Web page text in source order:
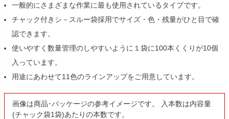
一般的にさまざまな作業に最も使用されているタイプです。
チャック付きシ－スルー袋採用でサイズ・色・残量がひと目で確
認できます。
使いやすく数量管理のしやすいように１袋に100本くくりが10個
入っています。
用途にあわせて11色のラインアップをご用意しています。
画像は商品･パッケージの参考イメージです。 入本数は内容量
(チャック袋1袋)あたりの本数です。